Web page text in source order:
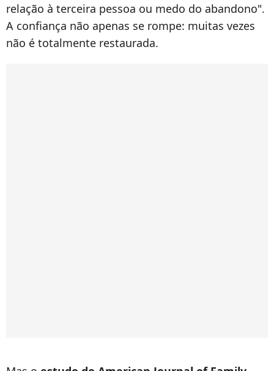
relação à terceira pessoa ou medo do abandono".
A confiança não apenas se rompe: muitas vezes
não é totalmente restaurada.